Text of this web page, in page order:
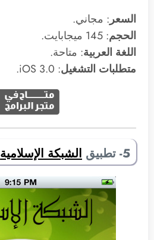
السعر: مجاني.
الحجم: 145 ميجابايت.
اللغة العربية: متاحة.
متطلبات التشغيل: 3.0 iOS.
5- تطبيق الشبكة الإسلامية